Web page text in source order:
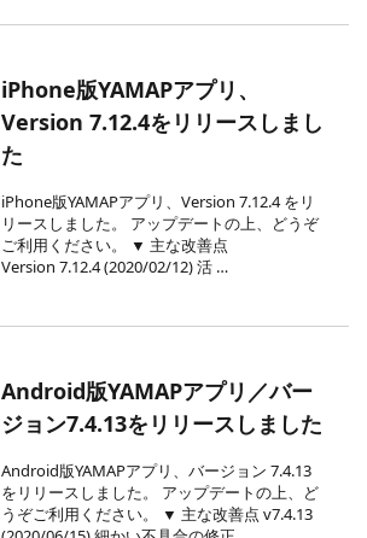
iPhone版YAMAPアプリ、
Version 7.12.4をリリースしまし
た
iPhone版YAMAPアプリ、Version 7.12.4 をリ
リースしました。 アップデートの上、どうぞ
ご利用ください。 ▼ 主な改善点
Version 7.12.4 (2020/02/12) 活 …
Android版YAMAPアプリ／バー
ジョン7.4.13をリリースしました
Android版YAMAPアプリ、バージョン 7.4.13
をリリースしました。 アップデートの上、ど
うぞご利用ください。 ▼ 主な改善点 v7.4.13